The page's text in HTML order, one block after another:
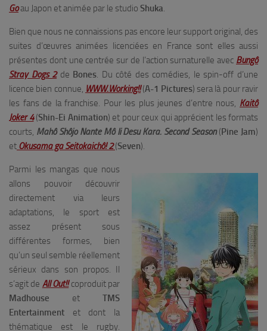
Goau Japon et animée par le studio Shuka.
Bien que nous ne connaissions pas encore leur support original, des
suites d’œuvres animées licenciées en France sont elles aussi
présentes dont une centrée sur de l’action surnaturelle avec Bungô
Stray Dogs 2de Bones. Du côté des comédies, le spin-off d’une
licence bien connue, WWW.Working!!(A-1 Pictures) sera là pour ravir
les fans de la franchise. Pour les plus jeunes d’entre nous, Kaitô
Joker 4(Shin-Ei Animation) et pour ceux qui apprécient les formats
courts, Mahô Shôjo Nante Mô Ii Desu Kara. Second Season(Pine Jam)
et Okusama ga Seitokaichô! 2 (Seven).
Parmi les mangas que nous
allons pouvoir découvrir
directement via leurs
adaptations, le sport est
assez présent sous
différentes formes, bien
qu’un seul semble réellement
sérieux dans son propos. Il
s’agit de All Out!!coproduit par
Madhouse et TMS
Entertainment et dont la
thématique est le rugby.